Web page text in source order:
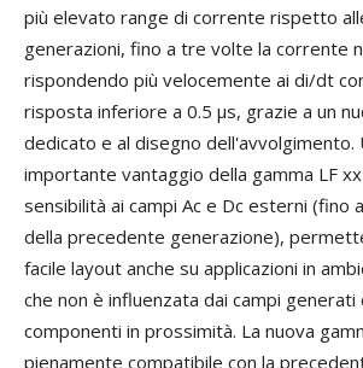
più elevato range di corrente rispetto
generazioni, fino a tre volte la corrente
rispondendo più velocemente ai di/dt
risposta inferiore a 0.5 µs, grazie a un
dedicato e al disegno dell'avvolgimento.
importante vantaggio della gamma LF
sensibilità ai campi Ac e Dc esterni (fino
della precedente generazione),
facile layout anche su applicazioni in
che non è influenzata dai campi generati
componenti in prossimità. La nuova
pienamente compatibile con la